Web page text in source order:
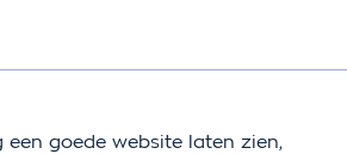
goede website laten zien,